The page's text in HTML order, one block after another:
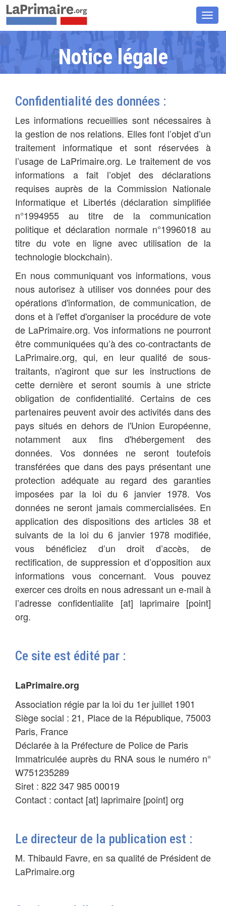
la
Notice légale
Confidentialité des données :
Les informations recueillies sont nécessaires à
la gestion de nos relations. Elles font l’objet d’un
traitement informatique et sont réservées à
l’usage de LaPrimaire.org. Le traitement de vos
informations a fait l’objet des déclarations
requises auprès de la Commission Nationale
Informatique et Libertés (déclaration simplifiée
n°1994955 au titre de la communication
politique et déclaration normale n°1996018 au
titre du vote en ligne avec utilisation de la
technologie blockchain).
En nous communiquant vos informations, vous
nous autorisez à utiliser vos données pour des
opérations d'information, de communication, de
dons et à l'effet d'organiser la procédure de vote
de LaPrimaire.org. Vos informations ne pourront
être communiquées qu’à des co-contractants de
LaPrimaire.org, qui, en leur qualité de sous-
traitants, n'agiront que sur les instructions de
cette dernière et seront soumis à une stricte
obligation de confidentialité. Certains de ces
partenaires peuvent avoir des activités dans des
pays situés en dehors de l'Union Européenne,
notamment aux fins d'hébergement des
données. Vos données ne seront toutefois
transférées que dans des pays présentant une
protection adéquate au regard des garanties
imposées par la loi du 6 janvier 1978. Vos
données ne seront jamais commercialisées. En
application des dispositions des articles 38 et
suivants de la loi du 6 janvier 1978 modifiée,
vous bénéficiez d’un droit d’accès, de
rectification, de suppression et d’opposition aux
informations vous concernant. Vous pouvez
exercer ces droits en nous adressant un e-mail à
l’adresse confidentialite [at] laprimaire [point]
org.
Ce site est édité par :
LaPrimaire.org
Association régie par la loi du 1er juillet 1901
Siège social : 21, Place de la République, 75003
Paris, France
Déclarée à la Préfecture de Police de Paris
Immatriculée auprès du RNA sous le numéro n°
W751235289
Siret : 822 347 985 00019
Contact : contact [at] laprimaire [point] org
Le directeur de la publication est :
M. Thibauld Favre, en sa qualité de Président de
LaPrimaire.org